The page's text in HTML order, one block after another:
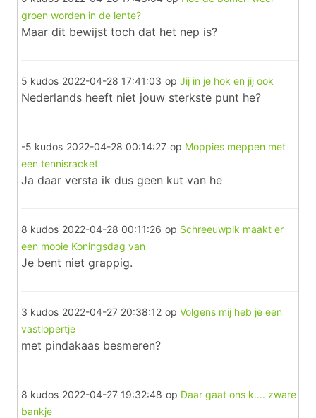
groen worden in de lente?
Maar dit bewijst toch dat het nep is?
5 kudos 2022-04-28 17:41:03 op Jij in je hok en jij ook
Nederlands heeft niet jouw sterkste punt he?
-5 kudos 2022-04-28 00:14:27 op Moppies meppen met
een tennisracket
Ja daar versta ik dus geen kut van he
8 kudos 2022-04-28 00:11:26 op Schreeuwpik maakt er
een mooie Koningsdag van
Je bent niet grappig.
3 kudos 2022-04-27 20:38:12 op Volgens mij heb je een
vastlopertje
met pindakaas besmeren?
8 kudos 2022-04-27 19:32:48 op Daar gaat ons k.... zware
bankje